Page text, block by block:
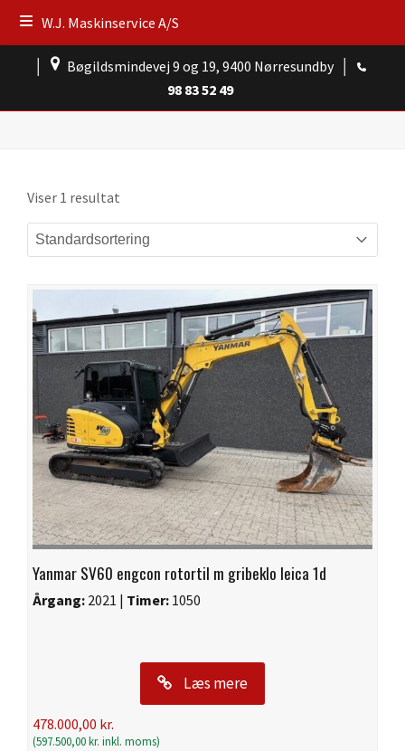
W.J. Maskinservice A/S
Bøgildsmindevej 9 og 19, 9400 Nørresundby
98 83 52 49
Viser 1 resultat
Yanmar SV60 engcon rotortil m gribeklo leica 1d
Årgang: 2021 | Timer: 1050
Læs mere
478.000,00 kr.
(597.500,00kr. inkl. moms)